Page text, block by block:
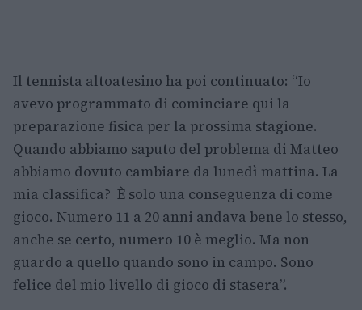
Il tennista altoatesino ha poi continuato: “Io
avevo programmato di cominciare qui la
preparazione fisica per la prossima stagione.
Quando abbiamo saputo del problema di Matteo
abbiamo dovuto cambiare da lunedì mattina. La
mia classifica? È solo una conseguenza di come
gioco. Numero 11 a 20 anni andava bene lo stesso,
anche se certo, numero 10 è meglio. Ma non
guardo a quello quando sono in campo. Sono
felice del mio livello di gioco di stasera”.